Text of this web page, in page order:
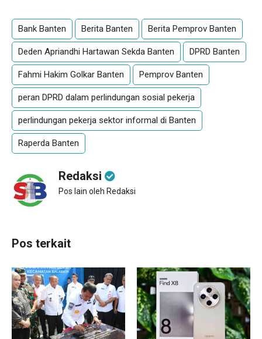
Bank Banten Berita Banten Berita Pemprov Banten
Deden Apriandhi Hartawan Sekda Banten DPRD Banten
Fahmi Hakim Golkar Banten Pemprov Banten
peran DPRD dalam perlindungan sosial pekerja
perlindungan pekerja sektor informal di Banten
Raperda Banten
Redaksi
Pos lain oleh Redaksi
Pos terkait